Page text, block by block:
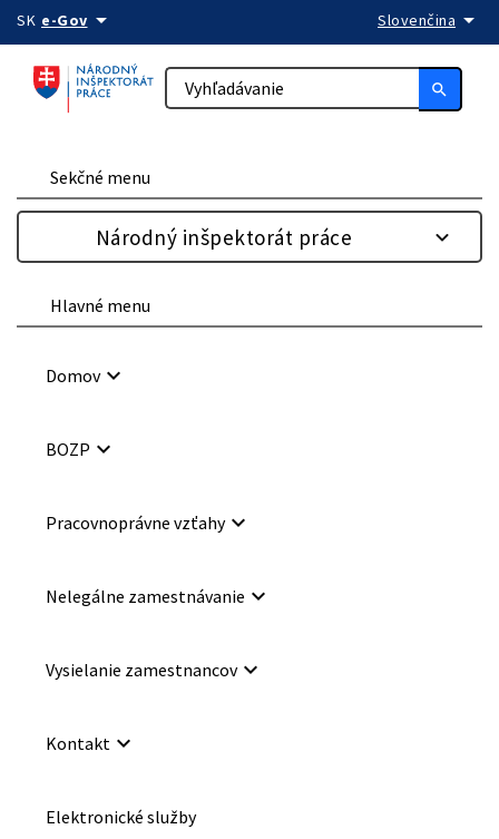
Preskočiť na obsah
SK e-Govarrow_drop_down Slovenčina arrow_drop_down
search
Sekčné menu
Národný inšpektorát práce
Hlavné menu
Domovkeyboard_arrow_down
BOZP keyboard_arrow_down
Pracovnoprávne vzťahykeyboard_arrow_down
Nelegálne zamestnávanie keyboard_arrow_down
Vysielanie zamestnancovkeyboard_arrow_down
Kontakt keyboard_arrow_down
Elektronické služby